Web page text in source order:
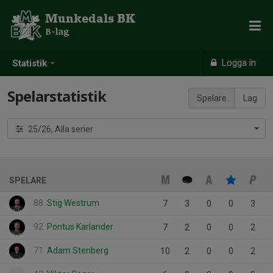
Statistik Logga in
Munkedals BK
B-lag
Spelare Lag
Spelarstatistik
25/26, Alla serier
SPELARE
88 Stig Westrum 7 3 0 0 3
92 Pontus Karlander 7 2 0 0 2
71 Adam Stenberg 10 2 0 0 2